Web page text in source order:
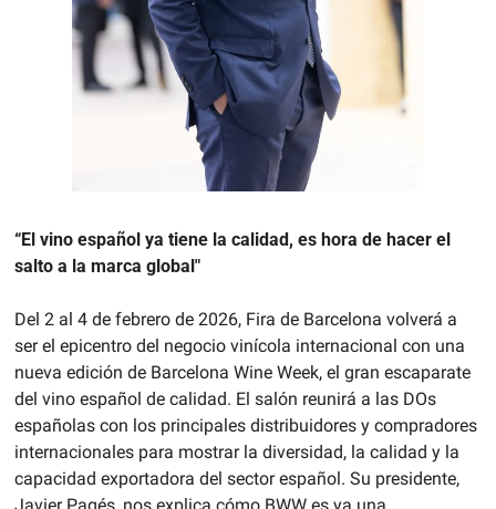
“El vino español ya tiene la calidad, es hora de hacer el
salto a la marca global"
Del 2 al 4 de febrero de 2026, Fira de Barcelona volverá a
ser el epicentro del negocio vinícola internacional con una
nueva edición de Barcelona Wine Week, el gran escaparate
del vino español de calidad. El salón reunirá a las DOs
españolas con los principales distribuidores y compradores
internacionales para mostrar la diversidad, la calidad y la
capacidad exportadora del sector español. Su presidente,